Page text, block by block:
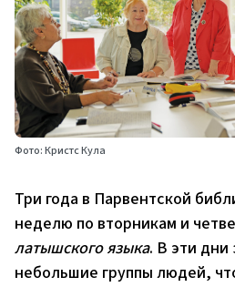
Фото: Кристс Кула
Три года в Парвентской
неделю по вторникам и
латышского языка. В эти дни
небольшие группы людей,